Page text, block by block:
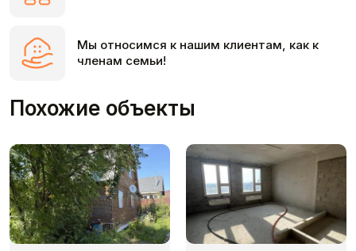
Мы относимся к нашим клиентам, как к
членам семьи!
Похожие объекты